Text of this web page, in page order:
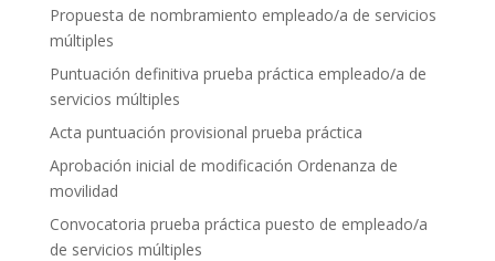
Propuesta de nombramiento empleado/a de servicios
múltiples
Puntuación definitiva prueba práctica empleado/a de
servicios múltiples
Acta puntuación provisional prueba práctica
Aprobación inicial de modificación Ordenanza de
movilidad
Convocatoria prueba práctica puesto de empleado/a
de servicios múltiples